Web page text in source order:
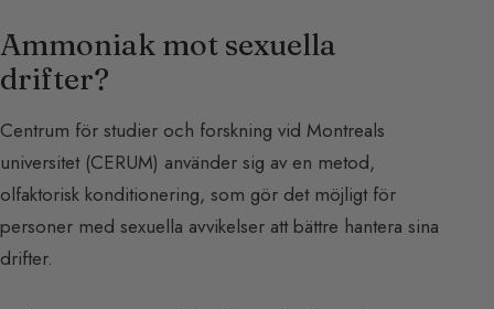
Ammoniak mot sexuella
drifter?
Centrum för studier och forskning vid Montreals
universitet (CERUM) använder sig av en metod,
olfaktorisk konditionering, som gör det möjligt för
personer med sexuella avvikelser att bättre hantera sina
drifter.